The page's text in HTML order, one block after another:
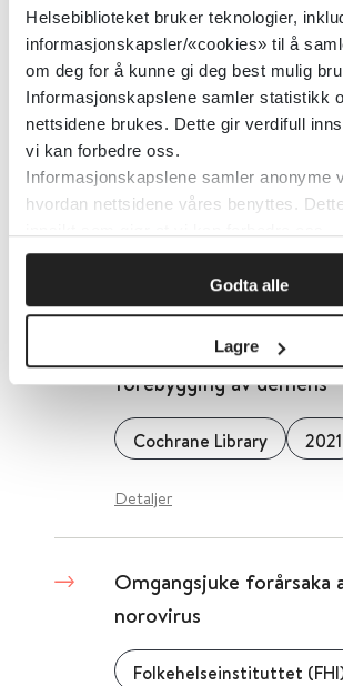
Helsebiblioteket bruker teknologier,
informasjonskapsler/«cookies» til å
om deg for å kunne gi deg best mulig
Informasjonskapslene samler statistikk
nettsidene brukes. Dette gir verdifull
vi kan forbedre oss.
Informasjonskapslene samler anonyme
hvordan nettsidene våres benyttes.
Godta alle
Lagre
Detaljer
Omega-3-fettsyrer for
spektrum-lidelser
Cochrane Library 2011
Omega-3-fettsyrer til
forebygging av demens
Cochrane Library 2021
Detaljer
Omgangsjuke forårsaka
norovirus
Folkehelseinstituttet